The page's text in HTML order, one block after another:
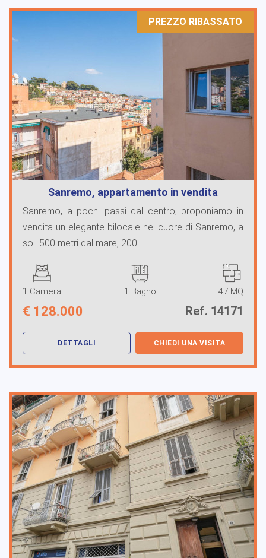
PREZZO RIBASSATO
Sanremo, appartamento in vendita
Sanremo, a pochi passi dal centro, proponiamo in
vendita un elegante bilocale nel cuore di Sanremo, a
soli 500 metri dal mare, 200 ...
1 Camera 1 Bagno 47 MQ
€ 128.000 Ref. 14171
DETTAGLI CHIEDI UNA VISITA